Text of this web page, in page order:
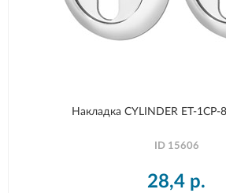
Накладка CYLINDER ET-
ID 15606
28,4 р.